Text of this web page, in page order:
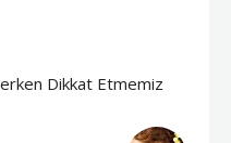
Dikkat Etmemiz